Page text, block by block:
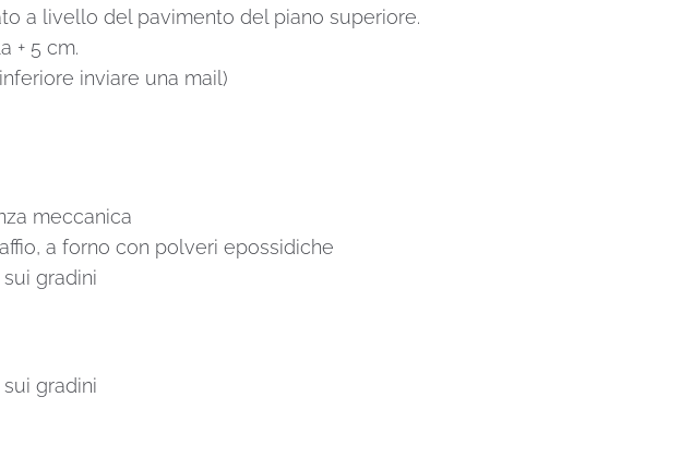
a livello del pavimento del piano superiore.
+ 5 cm.
inviare una mail)
meccanica
a forno con polveri epossidiche
gradini
gradini